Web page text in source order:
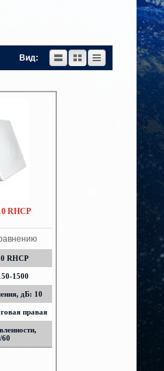
Вид:
RHCP
RHCP
1500
дБ: 10
правая